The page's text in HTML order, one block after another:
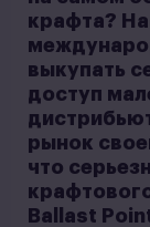
крафта?
выкупать
доступ
рынок
что
Ballast